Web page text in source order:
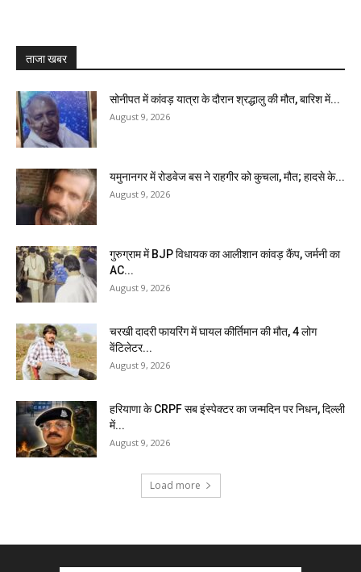
ताजा खबर
सोनीपत में कांवड़ यात्रा के दौरान श्रद्धालु की मौत, बारिश में...
August 9, 2026
यमुनानगर में रोडवेज बस ने राहगीर को कुचला, मौत; हादसे के...
August 9, 2026
गुरुग्राम में BJP विधायक का आलीशान कांवड़ कैंप, जर्मनी का
AC...
August 9, 2026
चरखी दादरी फायरिंग में घायल कीर्तिमान की मौत, 4 लोग
वेंटिलेटर...
August 9, 2026
हरियाणा के CRPF सब इंस्पेक्टर का जन्मदिन पर निधन, दिल्ली
में...
August 9, 2026
Load more